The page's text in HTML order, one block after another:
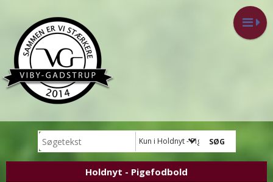
Kun i Holdnyt - Pigefodbold
Holdnyt - Pigefodbold